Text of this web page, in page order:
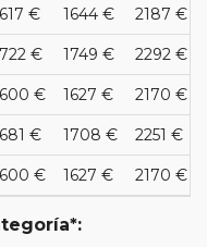
€ 1644 € 2187 €
€ 1749 € 2292 €
€ 1627 € 2170 €
€ 1708 € 2251 €
€ 1627 € 2170 €